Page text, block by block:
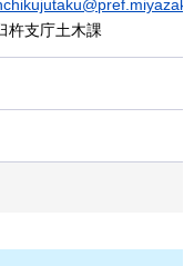
杵支庁土木課